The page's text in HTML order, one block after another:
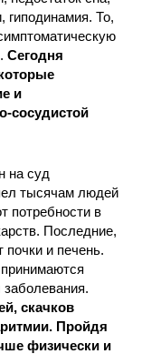
гиподинамия. То,
Сегодня
и
сосудистой
на суд
тысячам людей
потребности в
Последние,
и печень.
скачков
Пройдя
физически и